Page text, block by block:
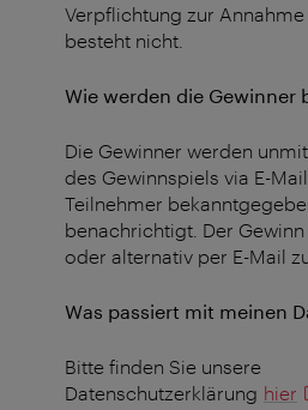
Verpflichtung zur
besteht nicht.
Wie werden die Gewinner
Die Gewinner werden
des Gewinnspiels via E-
Teilnehmer
benachrichtigt. Der
oder alternativ per E-Mail
Was passiert mit meinen
Bitte finden Sie unsere
Datenschutzerklärung hier